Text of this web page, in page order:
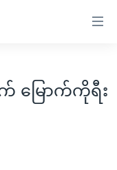
မြောက်ကိုရီး